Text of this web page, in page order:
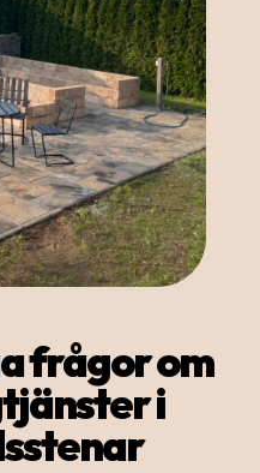
frågor om
i